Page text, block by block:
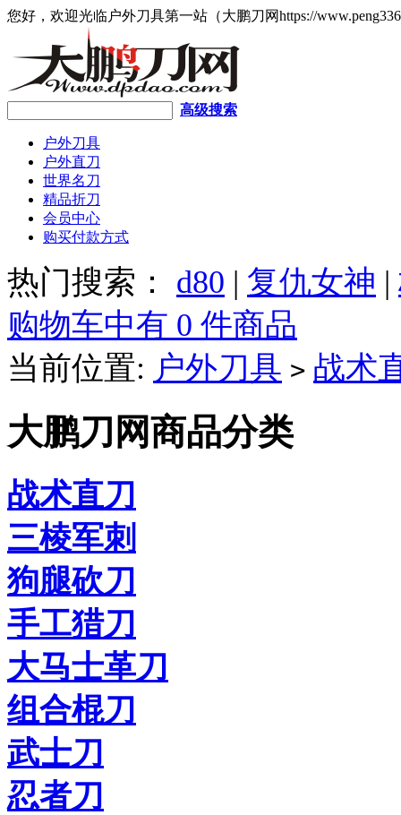
您好，欢迎光临户外刀具第一站（大鹏刀网https://
高级搜索
户外刀具
户外直刀
世界名刀
精品折刀
会员中心
购买付款方式
热门搜索： d80 | 复仇女神 |
购物车中有 0 件商品
当前位置: 户外刀具 > 战术
大鹏刀网商品分类
战术直刀
三棱军刺
狗腿砍刀
手工猎刀
大马士革刀
组合棍刀
武士刀
忍者刀